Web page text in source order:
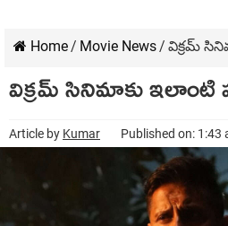
Home/ Movie News/ విక్రమ్
విక్రమ్ సినిమాకు ఇలాంటి
Article by Kumar Published on: 1:43